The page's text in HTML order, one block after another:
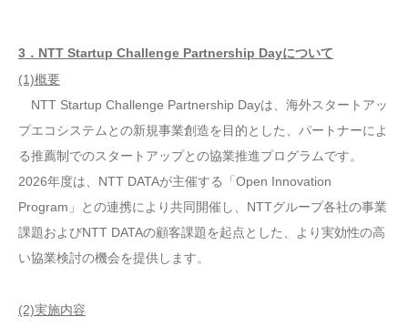
3．NTT Startup Challenge Partnership Dayについて
(1)概要
NTT Startup Challenge Partnership Dayは、海外スタートアッ
プエコシステムとの新規事業創造を目的とした、パートナーによ
る推薦制でのスタートアップとの協業推進プログラムです。
2026年度は、NTT DATAが主催する「Open Innovation
Program」との連携により共同開催し、NTTグループ各社の事業
課題およびNTT DATAの顧客課題を起点とした、より実効性の高
い協業検討の機会を提供します。
(2)実施内容